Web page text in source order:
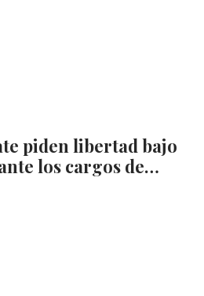
piden libertad bajo
los cargos de…